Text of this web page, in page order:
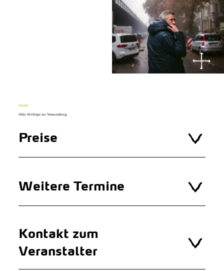
Details
Alles Wichtige zur Veranstaltung
Preise
Weitere Termine
Kontakt zum
Veranstalter